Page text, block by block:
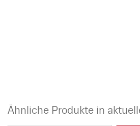
Ähnliche Produkte in